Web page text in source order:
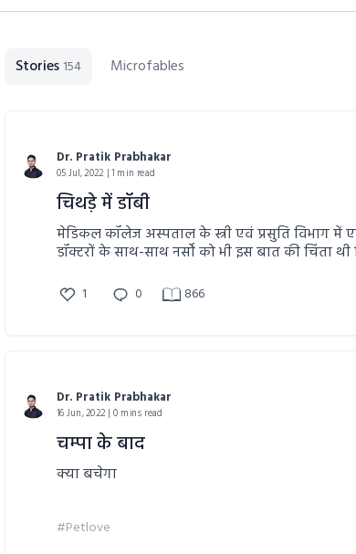
Stories 154 Microfables
Dr. Pratik Prabhakar
05 Jul, 2022 | 1 min read
चिथड़े में डॉबी
मेडिकल कॉलेज अस्पताल के स्त्री एवं प्रसुति विभाग में
डॉक्टरों के साथ-साथ नर्सों को भी इस बात की चिंता
1 0 866
Dr. Pratik Prabhakar
16 Jun, 2022 | 0 mins read
चम्पा के बाद
क्या बचेगा
#Petlove